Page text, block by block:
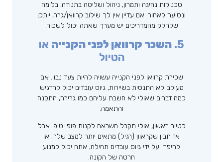
טכניקות נהיגה ותמרון, ניהול ושליטה בתנודה, בלימה
ונסיעה לאחור. אם עדיין אין לך שילוב קרוואן/גרר, ייתכן
שלחלק מהמדריכים יש מערך שאתה יכול לשכור.
5. השכר קרוואן לפני הקנייה או
הטיול
שכירת קרוואן לפני הקנייה עשויה להיות צעד נבון. אם
מעולם לא התנסית בשיירות, גיוס עובדים יכול להדגיש
כמה דברים שאולי לא חשבת עליהם כמו גרירה, התקנה
והתאמה.
כטייר ראשון, אולי תקבל השראה לקנות פופ-טופ. אבל
אז תבין שקראוון (רגיל) מתאים יותר למצב שלך, או
להיפך. על ידי גיוס עובדים תחילה, אתה יכול למנוע
חרטה של ​​הקונה.